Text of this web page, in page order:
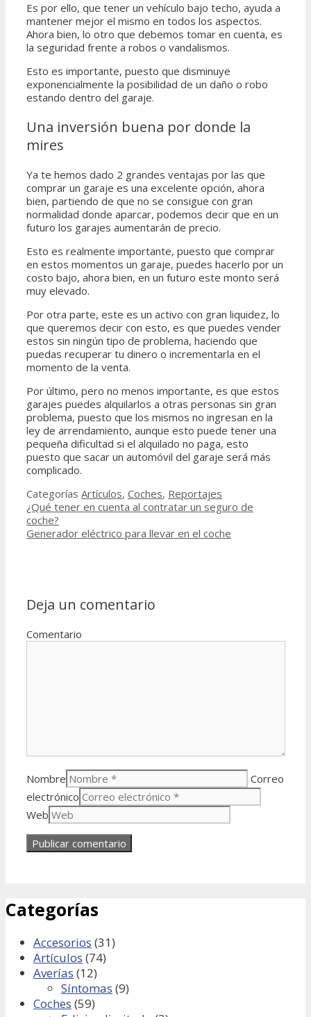
Es por ello, que tener un vehículo bajo techo, ayuda a
mantener mejor el mismo en todos los aspectos.
Ahora bien, lo otro que debemos tomar en cuenta, es
la seguridad frente a robos o vandalismos.
Esto es importante, puesto que disminuye
exponencialmente la posibilidad de un daño o robo
estando dentro del garaje.
Una inversión buena por donde la
mires
Ya te hemos dado 2 grandes ventajas por las que
comprar un garaje es una excelente opción, ahora
bien, partiendo de que no se consigue con gran
normalidad donde aparcar, podemos decir que en un
futuro los garajes aumentarán de precio.
Esto es realmente importante, puesto que comprar
en estos momentos un garaje, puedes hacerlo por un
costo bajo, ahora bien, en un futuro este monto será
muy elevado.
Por otra parte, este es un activo con gran liquidez, lo
que queremos decir con esto, es que puedes vender
estos sin ningún tipo de problema, haciendo que
puedas recuperar tu dinero o incrementarla en el
momento de la venta.
Por último, pero no menos importante, es que estos
garajes puedes alquilarlos a otras personas sin gran
problema, puesto que los mismos no ingresan en la
ley de arrendamiento, aunque esto puede tener una
pequeña dificultad si el alquilado no paga, esto
puesto que sacar un automóvil del garaje será más
complicado.
Categorías Artículos, Coches, Reportajes
¿Qué tener en cuenta al contratar un seguro de
coche?
Generador eléctrico para llevar en el coche
Deja un comentario
Comentario
Nombre
Correo
electrónico
Web
Categorías
Accesorios (31)
Artículos (74)
Averías (12)
Síntomas (9)
Coches (59)